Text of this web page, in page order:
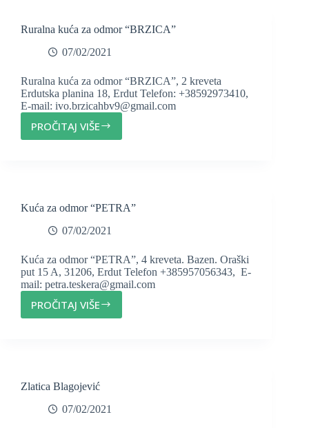
Ruralna kuća za odmor “BRZICA”
07/02/2021
Ruralna kuća za odmor “BRZICA”, 2 kreveta
Erdutska planina 18, Erdut Telefon: +38592973410,
E-mail: ivo.brzicahbv9@gmail.com
PROČITAJ VIŠE
RURALNA
Kuća za odmor “PETRA”
07/02/2021
Kuća za odmor “PETRA”, 4 kreveta. Bazen. Oraški
put 15 A, 31206, Erdut Telefon +385957056343, E-
mail: petra.teskera@gmail.com
PROČITAJ VIŠE
KUĆA
Zlatica Blagojević
07/02/2021